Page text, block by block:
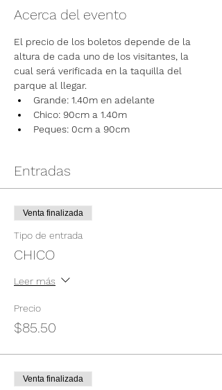
Acerca del evento
El precio de los boletos depende de la
altura de cada uno de los visitantes, la
cual será verificada en la taquilla del
parque al llegar.
Grande: 1.40m en adelante
Chico: 90cm a 1.40m
Peques: 0cm a 90cm
Entradas
Venta finalizada
Tipo de entrada
CHICO
Leer más
Precio
$85.50
Venta finalizada